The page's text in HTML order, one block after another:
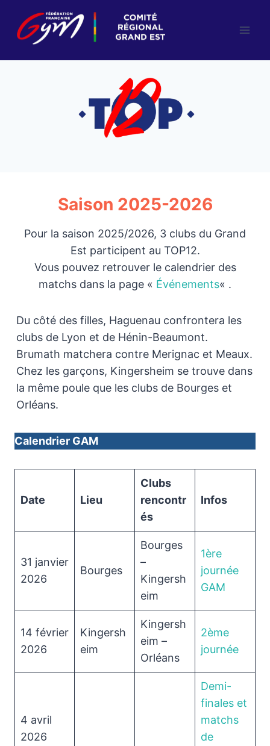
contenu
Saison 2025-2026
Pour la saison 2025/2026, 3 clubs du Grand
Est participent au TOP12.
Vous pouvez retrouver le calendrier des
matchs dans la page « Événements« .
Du côté des filles, Haguenau confrontera les
clubs de Lyon et de Hénin-Beaumont.
Brumath matchera contre Merignac et Meaux.
Chez les garçons, Kingersheim se trouve dans
la même poule que les clubs de Bourges et
Orléans.
Calendrier GAM
Date Lieu
Clubs
rencontr
és
Infos
31 janvier
2026
Bourges
Bourges
–
Kingersh
eim
1ère
journée
GAM
14 février
2026
Kingersh
eim
Kingersh
eim –
Orléans
2ème
journée
4 avril
2026
Demi-
finales et
matchs
de